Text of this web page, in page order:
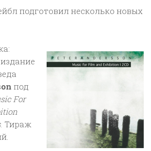
подготовил несколько новых
под
For
. Тираж